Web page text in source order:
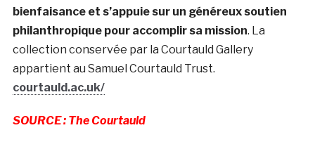
bienfaisance et s’appuie sur un généreux soutien
philanthropique pour accomplir sa mission. La
collection conservée par la Courtauld Gallery
appartient au Samuel Courtauld Trust.
courtauld.ac.uk/
SOURCE : The Courtauld